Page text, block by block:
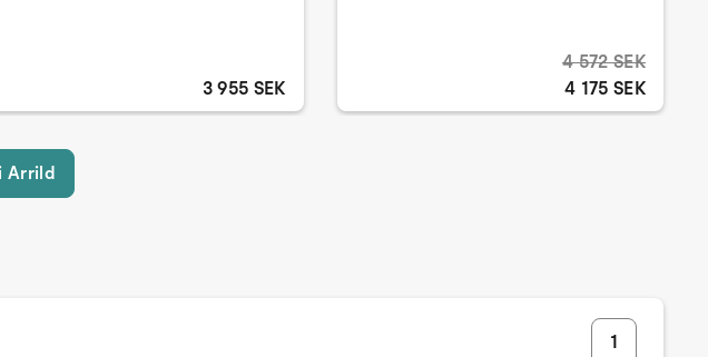
3 955 SEK
4 572 SEK
4 175 SEK
Arrild
1